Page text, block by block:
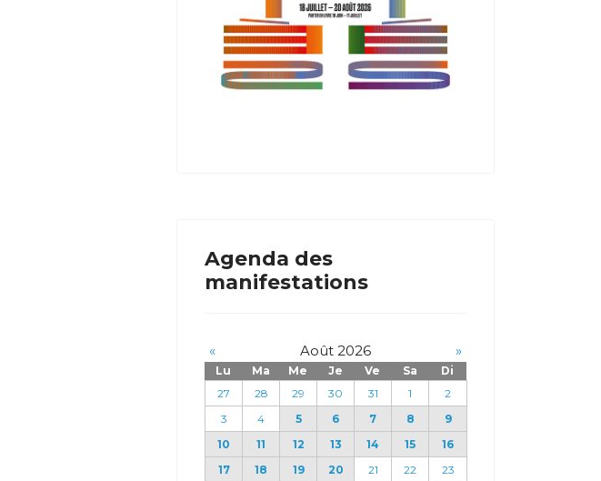
Agenda des
manifestations
« Août 2026 »
Lu Ma Me Je Ve Sa
Di
27
28 29 30 31 1
2
3
4 5 6 7 8
9
10
11 12 13 14 15
16
17
18 19 20 21 22
23